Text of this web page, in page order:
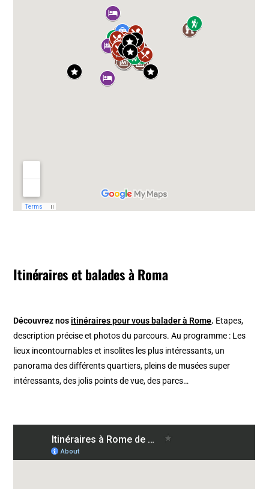
Itinéraires et balades à Roma
Découvrez nos itinéraires pour vous balader à Rome. Etapes,
description précise et photos du parcours. Au programme : Les
lieux incontournables et insolites les plus intéressants, un
panorama des différents quartiers, pleins de musées super
intéressants, des jolis points de vue, des parcs…